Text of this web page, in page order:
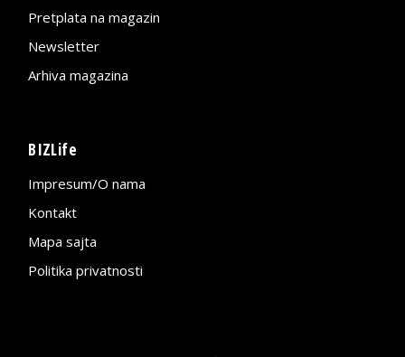
Pretplata na magazin
Newsletter
Arhiva magazina
BIZLife
Impresum/O nama
Kontakt
Mapa sajta
Politika privatnosti